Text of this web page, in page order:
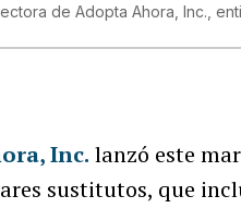
de Adopta Ahora, Inc.,
Inc. lanzó este
sustitutos, que